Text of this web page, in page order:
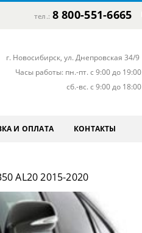
тел.: 8 800-551-6665
г. Новосибирск, ул. Днепровская 34/9
Часы работы: пн.-пт. с 9:00 до 19:00
сб.-вс. с 9:00 до 18:00
И ОПЛАТА КОНТАКТЫ
AL20 2015-2020